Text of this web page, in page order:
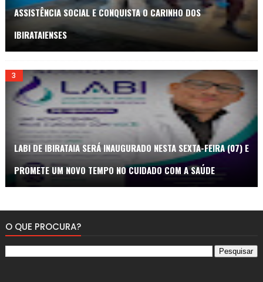
ASSISTÊNCIA SOCIAL E CONQUISTA O CARINHO DOS
IBIRATAIENSES
LABI DE IBIRATAIA SERÁ INAUGURADO NESTA SEXTA-FEIRA (07) E
PROMETE UM NOVO TEMPO NO CUIDADO COM A SAÚDE
O QUE PROCURA?